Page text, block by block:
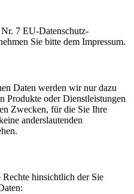
7 EU-Datenschutz-
Sie bitte dem Impressum.
Daten werden wir nur dazu
Produkte oder Dienstleistungen
Zwecken, für die Sie Ihre
anderslautenden
Rechte hinsichtlich der Sie